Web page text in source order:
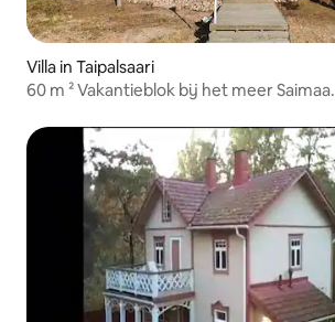
Villa in Taipalsaari
60 m ² Vakantieblok bij het meer Saimaa.